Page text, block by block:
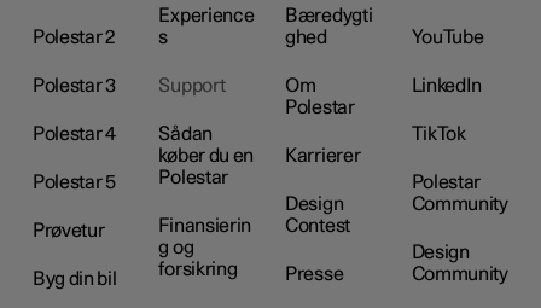
Polestar 2
Polestar 3
Polestar 4
Polestar 5
Prøvetur
Byg din bil
Experience
s
Support
Sådan
køber du en
Polestar
Finansierin
g og
forsikring
Bæredygti
ghed
Om
Polestar
Karrierer
Design
Contest
Presse
YouTube
LinkedIn
TikTok
Polestar
Community
Design
Community